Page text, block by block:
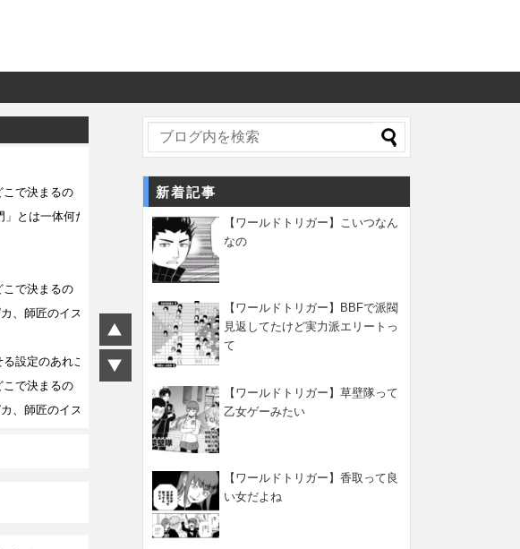
新着記事
【ワールドトリガー】こいつなん
なの
【ワールドトリガー】BBFで派閥
見返してたけど実力派エリートっ
て
【ワールドトリガー】草壁隊って
乙女ゲーみたい
【ワールドトリガー】香取って良
い女だよね